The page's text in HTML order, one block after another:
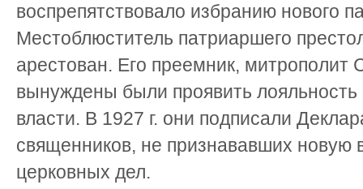
воспрепятствовало избранию нового
Местоблюститель патриаршего
арестован. Его преемник, митрополит
вынуждены были проявить
власти. В 1927 г. они подписали
священников, не признававших новую
церковных дел.